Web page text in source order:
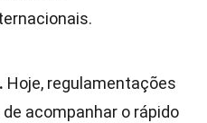
Hoje, regulamentações
acompanhar o rápido